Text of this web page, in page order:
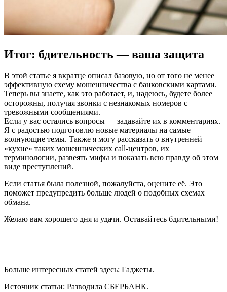
Итог: бдительность — ваша защита
В этой статье я вкратце описал базовую, но от того не менее
эффективную схему мошенничества с банковскими картами.
Теперь вы знаете, как это работает, и, надеюсь, будете более
осторожны, получая звонки с незнакомых номеров с
тревожными сообщениями.
Если у вас остались вопросы — задавайте их в комментариях.
Я с радостью подготовлю новые материалы на самые
волнующие темы. Также я могу рассказать о внутренней
«кухне» таких мошеннических call-центров, их
терминологии, развеять мифы и показать всю правду об этом
виде преступлений.
Если статья была полезной, пожалуйста, оцените её. Это
поможет предупредить больше людей о подобных схемах
обмана.
Желаю вам хорошего дня и удачи. Оставайтесь бдительными!
Больше интересных статей здесь: Гаджеты.
Источник статьи: Разводила СБЕРБАНК.